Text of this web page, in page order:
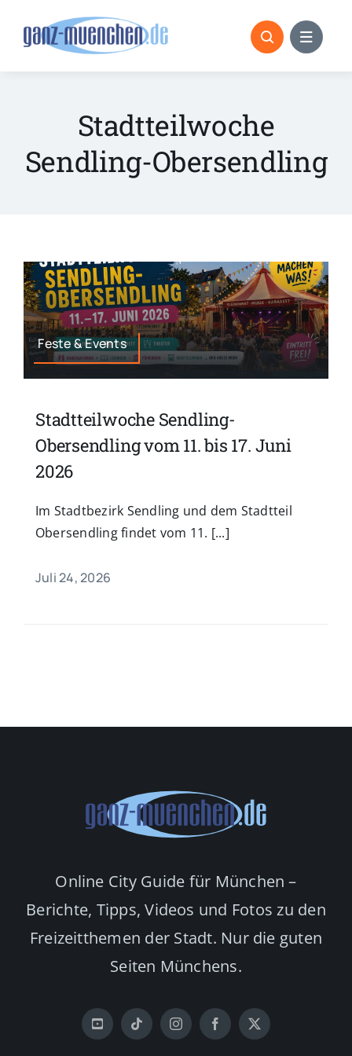
Stadtteilwoche
Sendling-Obersendling
Feste & Events
Stadtteilwoche Sendling-
Obersendling vom 11. bis 17. Juni
2026
Im Stadtbezirk Sendling und dem Stadtteil
Obersendling findet vom 11. [...]
Juli 24, 2026
Online City Guide für München –
Berichte, Tipps, Videos und Fotos zu den
Freizeitthemen der Stadt. Nur die guten
Seiten Münchens.